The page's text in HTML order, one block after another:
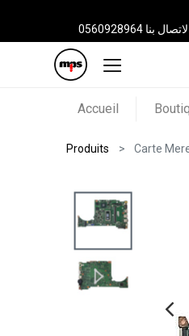
Accueil
Produits Carte